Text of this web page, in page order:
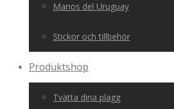
Manos del Uruguay
Stickor och tillbehör
Produktshop
Tvätta dina plagg